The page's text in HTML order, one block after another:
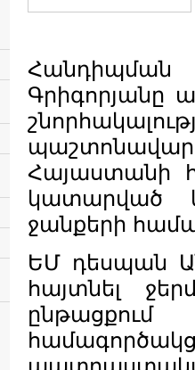
Գրիգորյանը
Հայաստանի
կատարված
ջանքերի
ԵՄ դեսպան
հայտնել